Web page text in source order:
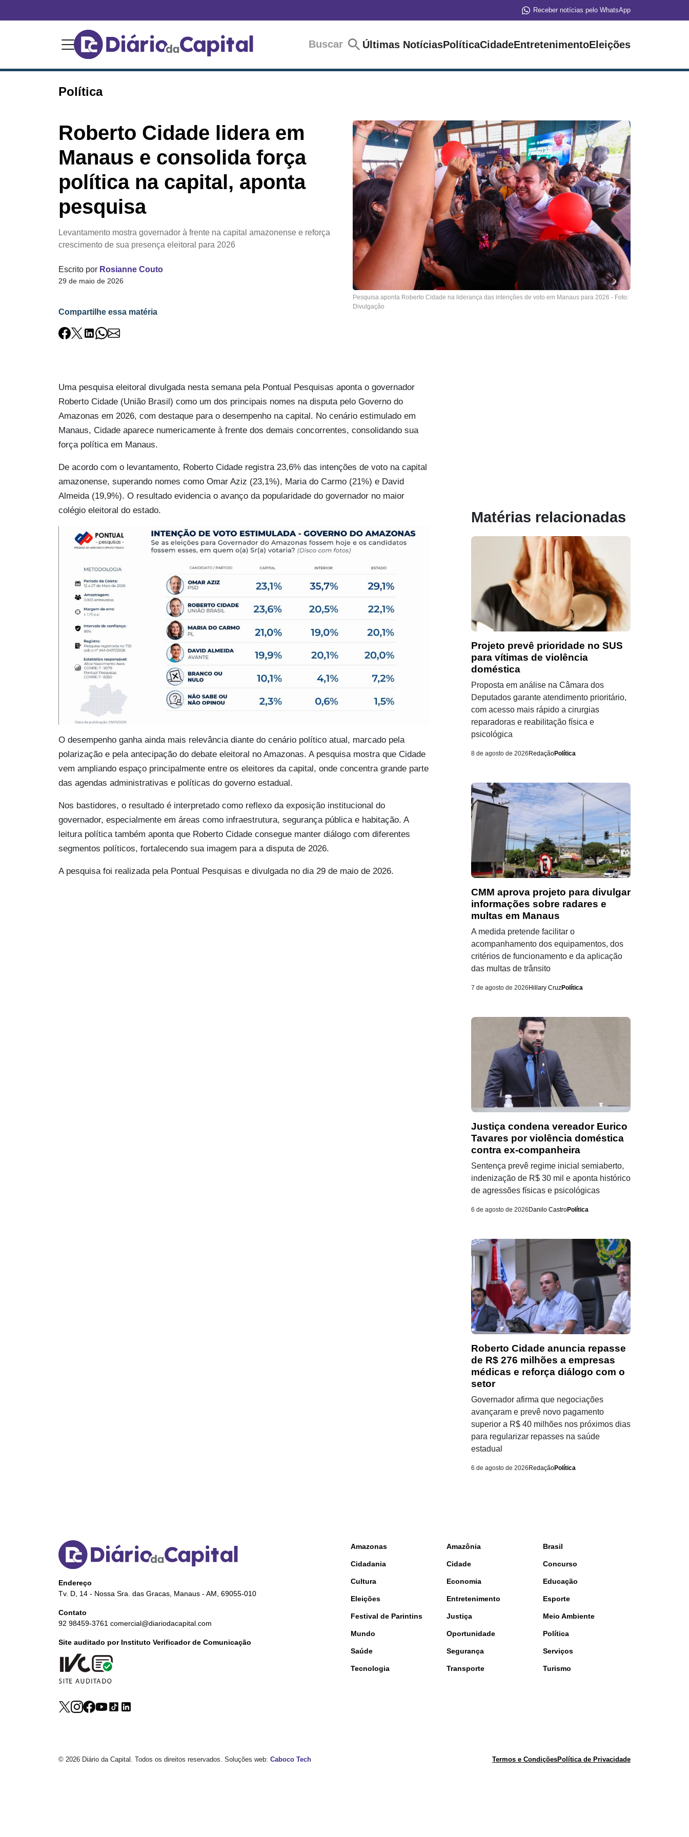
Receber notícias pelo WhatsApp
Buscar Últimas NotíciasPolíticaCidadeEntretenimentoEleições
Política
Roberto Cidade lidera em
Manaus e consolida força
política na capital, aponta
pesquisa
Levantamento mostra governador à frente na capital amazonense e reforça
crescimento de sua presença eleitoral para 2026
Escrito por Rosianne Couto
29 de maio de 2026
Compartilhe essa matéria
Pesquisa aponta Roberto Cidade na liderança das intenções de voto em Manaus para 2026 - Foto:
Divulgação
Uma pesquisa eleitoral divulgada nesta semana pela Pontual Pesquisas aponta o governador
Roberto Cidade (União Brasil) como um dos principais nomes na disputa pelo Governo do
Amazonas em 2026, com destaque para o desempenho na capital. No cenário estimulado em
Manaus, Cidade aparece numericamente à frente dos demais concorrentes, consolidando sua
força política em Manaus.
De acordo com o levantamento, Roberto Cidade registra 23,6% das intenções de voto na capital
amazonense, superando nomes como Omar Aziz (23,1%), Maria do Carmo (21%) e David
Almeida (19,9%). O resultado evidencia o avanço da popularidade do governador no maior
colégio eleitoral do estado.
O desempenho ganha ainda mais relevância diante do cenário político atual, marcado pela
polarização e pela antecipação do debate eleitoral no Amazonas. A pesquisa mostra que Cidade
vem ampliando espaço principalmente entre os eleitores da capital, onde concentra grande parte
das agendas administrativas e políticas do governo estadual.
Nos bastidores, o resultado é interpretado como reflexo da exposição institucional do
governador, especialmente em áreas como infraestrutura, segurança pública e habitação. A
leitura política também aponta que Roberto Cidade consegue manter diálogo com diferentes
segmentos políticos, fortalecendo sua imagem para a disputa de 2026.
A pesquisa foi realizada pela Pontual Pesquisas e divulgada no dia 29 de maio de 2026.
Matérias relacionadas
Projeto prevê prioridade no SUS
para vítimas de violência
doméstica
Proposta em análise na Câmara dos
Deputados garante atendimento prioritário,
com acesso mais rápido a cirurgias
reparadoras e reabilitação física e
psicológica
8 de agosto de 2026 RedaçãoPolítica
CMM aprova projeto para divulgar
informações sobre radares e
multas em Manaus
A medida pretende facilitar o
acompanhamento dos equipamentos, dos
critérios de funcionamento e da aplicação
das multas de trânsito
7 de agosto de 2026 Hillary CruzPolítica
Justiça condena vereador Eurico
Tavares por violência doméstica
contra ex-companheira
Sentença prevê regime inicial semiaberto,
indenização de R$ 30 mil e aponta histórico
de agressões físicas e psicológicas
6 de agosto de 2026 Danilo CastroPolítica
Roberto Cidade anuncia repasse
de R$ 276 milhões a empresas
médicas e reforça diálogo com o
setor
Governador afirma que negociações
avançaram e prevê novo pagamento
superior a R$ 40 milhões nos próximos dias
para regularizar repasses na saúde
estadual
6 de agosto de 2026 RedaçãoPolítica
Endereço
Tv. D, 14 - Nossa Sra. das Gracas, Manaus - AM, 69055-010
Contato
92 98459-3761 comercial@diariodacapital.com
Site auditado por Instituto Verificador de Comunicação
Amazonas Amazônia Brasil
Cidadania Cidade Concurso
Cultura Economia Educação
Eleições Entretenimento Esporte
Festival de Parintins Justiça Meio Ambiente
Mundo Oportunidade Política
Saúde Segurança Serviços
Tecnologia Transporte Turismo
© 2026 Diário da Capital. Todos os direitos reservados. Soluções web: Caboco Tech Termos e CondiçõesPolítica de Privacidade